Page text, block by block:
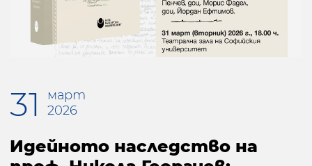
31
март
2026
Идейното наследство на